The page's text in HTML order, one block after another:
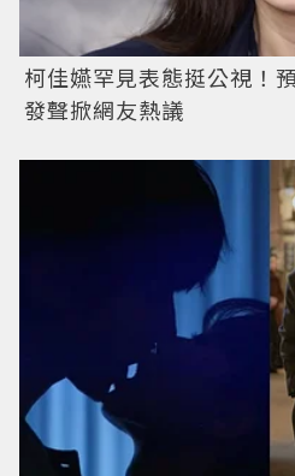
柯佳嬿罕見表態挺公視！
發聲掀網友熱議